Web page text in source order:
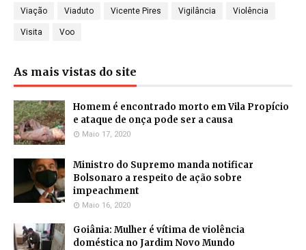
Viação Viaduto Vicente Pires Vigilância Violência
Visita Voo
As mais vistas do site
Homem é encontrado morto em Vila Propício
e ataque de onça pode ser a causa
Maio 17, 2020
Ministro do Supremo manda notificar
Bolsonaro a respeito de ação sobre
impeachment
Maio 16, 2020
Goiânia: Mulher é vítima de violência
doméstica no Jardim Novo Mundo